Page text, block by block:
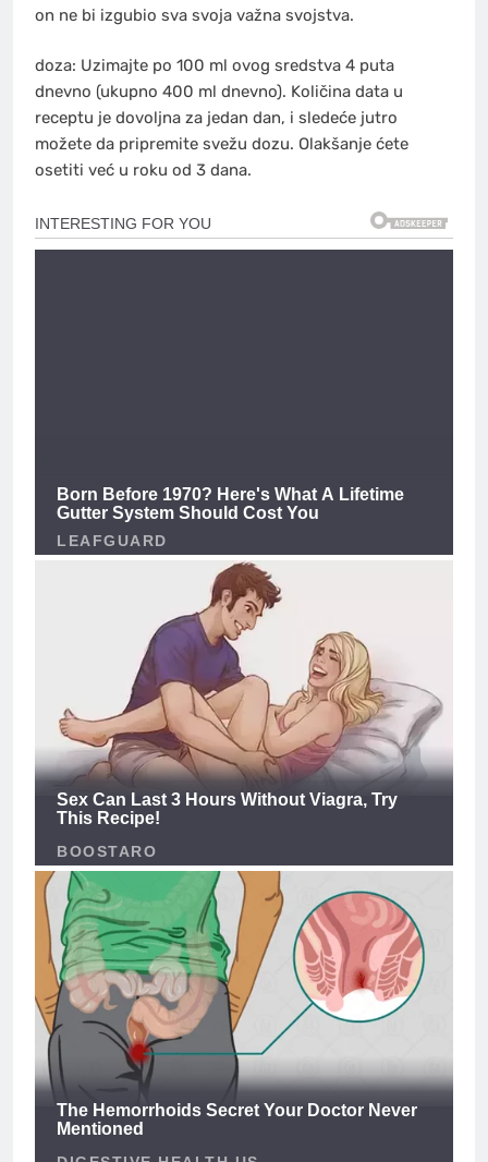
on ne bi izgubio sva svoja važna svojstva.
doza: Uzimajte po 100 ml ovog sredstva 4 puta
dnevno (ukupno 400 ml dnevno). Količina data u
receptu je dovoljna za jedan dan, i sledeće jutro
možete da pripremite svežu dozu. Olakšanje ćete
osetiti već u roku od 3 dana.